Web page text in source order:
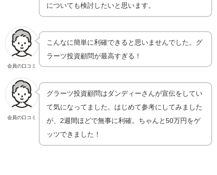
についても検討したいと思います。
会員の口コミ
こんなに簡単に利確できると思いませんでした。グ
ラーツ投資顧問が最高すぎる！
会員の口コミ
グラーツ投資顧問はダンディーさんが宣伝をしてい
て気になってました。はじめて参考にしてみました
が、2週間ほどで無事に利確。ちゃんと50万円をゲ
ッツできました！